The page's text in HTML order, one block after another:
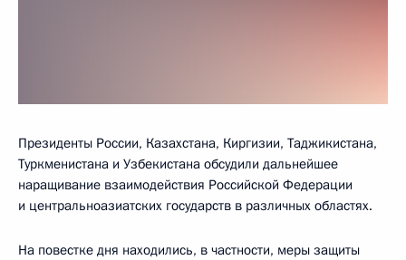
Президенты России, Казахстана, Киргизии, Таджикистана,
Туркменистана и Узбекистана обсудили дальнейшее
наращивание взаимодействия Российской Федерации
и центральноазиатских государств в различных областях.
На повестке дня находились, в частности, меры защиты